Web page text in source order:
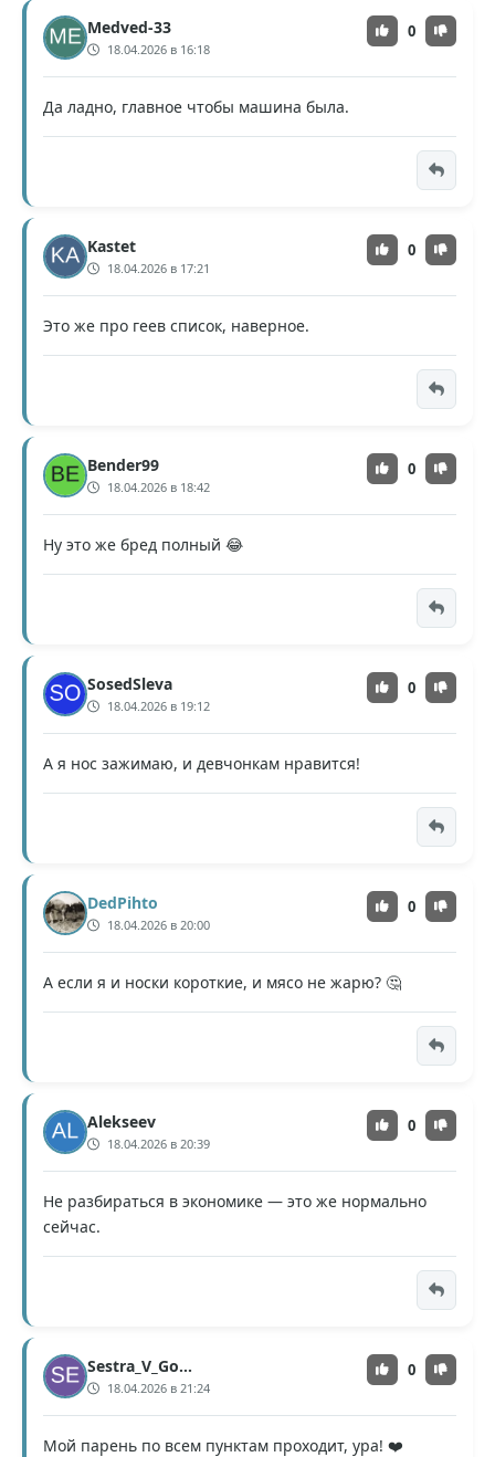
Medved-33
18.04.2026 в 16:18
0
Да ладно, главное чтобы машина была.
Kastet
18.04.2026 в 17:21
0
Это же про геев список, наверное.
Bender99
18.04.2026 в 18:42
0
Ну это же бред полный 😂
SosedSleva
18.04.2026 в 19:12
0
А я нос зажимаю, и девчонкам нравится!
DedPihto
18.04.2026 в 20:00
0
А если я и носки короткие, и мясо не жарю? 🤔
Alekseev
18.04.2026 в 20:39
0
Не разбираться в экономике — это же нормально
сейчас.
Sestra_V_Gorode
18.04.2026 в 21:24
0
Мой парень по всем пунктам проходит, ура! ❤️